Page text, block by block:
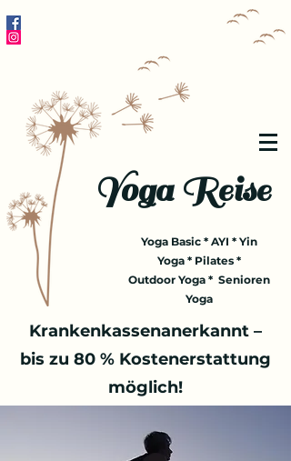
Yoga Reise
Yoga Basic * AYI * Yin
Yoga * Pilates *
Outdoor Yoga * Senioren
Yoga
Krankenkassenanerkannt –
bis zu 80 % Kostenerstattung
möglich!